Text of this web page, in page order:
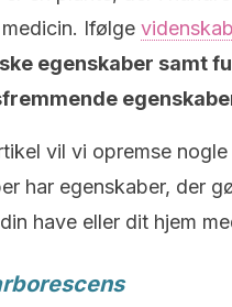
Ifølge
egenskaber samt
vil vi opremse
har egenskaber, der
have eller dit hjem